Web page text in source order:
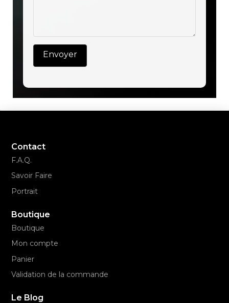
Contact
F.A.Q.
Savoir Faire
Portrait
Boutique
Boutique
Mon compte
Panier
Validation de la commande
Le Blog